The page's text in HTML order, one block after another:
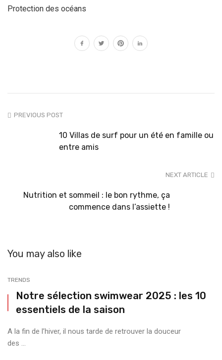
Protection des océans
PREVIOUS POST
10 Villas de surf pour un été en famille ou
entre amis
NEXT ARTICLE
Nutrition et sommeil : le bon rythme, ça
commence dans l’assiette !
You may also like
TRENDS
Notre sélection swimwear 2025 : les 10
essentiels de la saison
A la fin de l’hiver, il nous tarde de retrouver la douceur
des ...